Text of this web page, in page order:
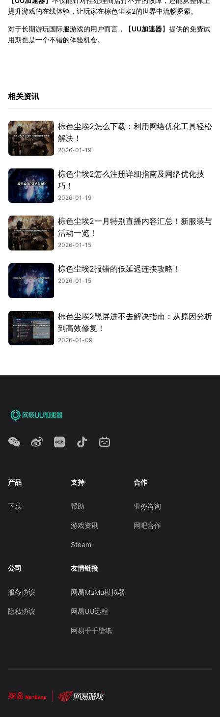
提升游戏的在线体验，让玩家在棕色尘埃2的世界中流畅探索。
对于长期游玩国际服游戏的用户而言，【UU加速器】提供的免费试
用期也是一个不错的体验机会。
相关资讯
棕色尘埃2怎么下载：利用网络优化工具轻松
解决！
2026-01-19
棕色尘埃2怎么注册详细指南及网络优化技
巧！
2026-01-19
棕色尘埃2一月特别直播内容汇总！新服装与
活动一览！
2026-01-15
棕色尘埃2报错的低延迟连接攻略！
2026-01-15
棕色尘埃2黑屏进不去解决指南：从原因分析
到高效修复！
2026-01-09
产品
下载
支持
帮助
游戏资讯
Steam
合作
业务咨询
网吧合作
公司
服务协议
隐私协议
友情链接
网易MuMu模拟器
网易UU远程
网易千千壁纸